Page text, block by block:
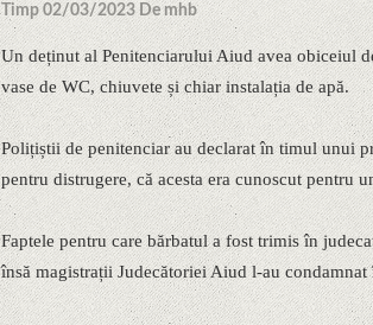
Timp 02/03/2023 De mhb
Un deținut al Penitenciarului Aiud avea obiceiul
vase de WC, chiuvete și chiar instalația de apă.
Polițiștii de penitenciar au declarat în timul unui
pentru distrugere, că acesta era cunoscut pentru
Faptele pentru care bărbatul a fost trimis în
însă magistrații Judecătoriei Aiud l-au